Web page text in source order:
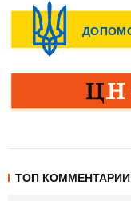
ТОП КОММЕНТАРИИ